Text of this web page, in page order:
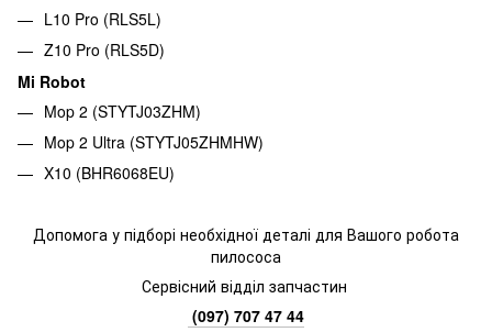
L10 Pro (RLS5L)
Z10 Pro (RLS5D)
Mi Robot
Mop 2 (STYTJ03ZHM)
Mop 2 Ultra (STYTJ05ZHMHW)
X10 (BHR6068EU)
Допомога у підборі необхідної деталі для Вашого робота
пилососа
Сервісний відділ запчастин
(097) 707 47 44